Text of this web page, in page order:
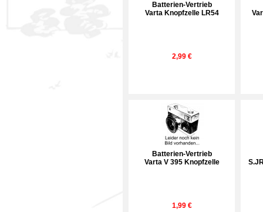
Batterien-Vertrieb
Varta Knopfzelle LR54
2,99 €
Batterien-Vertrieb
Varta V 395 Knopfzelle
1,99 €